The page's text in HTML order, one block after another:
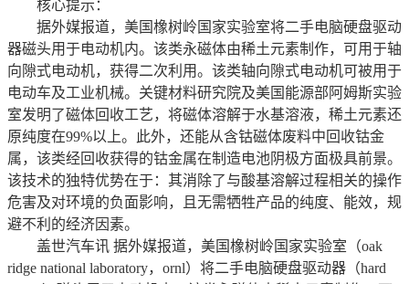
核心提示：
据外媒报道，美国橡树岭国家实验室将二手电脑硬盘驱动
器磁头用于电动机内。该类永磁体由稀土元素制作，可用于轴
向隙式电动机，获得二次利用。该类轴向隙式电动机可被用于
电动车及工业机械。关键材料研究院及美国能源部阿姆斯实验
室发明了磁体回收工艺，将磁体溶解于水基溶液，稀土元素还
原纯度在99%以上。此外，还能从含钴磁体废料中回收钴金
属，该类经回收获得的钴金属在制造电池阴极方面极具前景。
该技术的独特优势在于：其消除了与酸基溶解过程相关的操作
危害及对环境的负面影响，且无需牺牲产品的纯度、能效，规
避不利的经济因素。
盖世汽车讯 据外媒报道，美国橡树岭国家实验室（oak
ridge national laboratory，ornl）将二手电脑硬盘驱动器（hard